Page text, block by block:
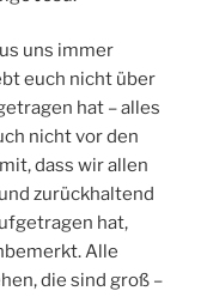
uns immer
euch nicht über
hat – alles
nicht vor den
dass wir allen
zurückhaltend
hat,
Alle
die sind groß –